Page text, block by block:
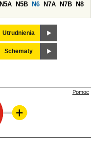
N5A N5B N6 N7A N7B
N8
Utrudnienia
Schematy
Pomoc